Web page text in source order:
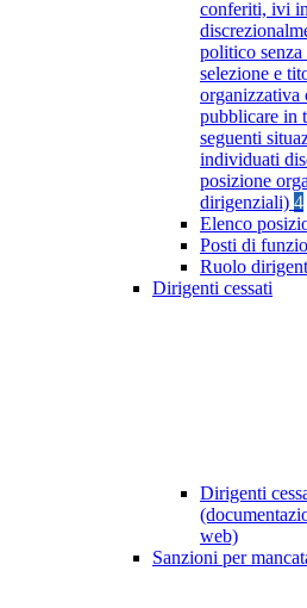
conferiti, ivi
politico
selezione e
organizzativa
pubblicare in
seguenti
individuati
posizione
dirigenziali) 4
Elenco
Posti di
Ruolo
Dirigenti cessati
Dirigenti
web)
Sanzioni per